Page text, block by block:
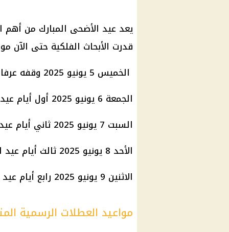
يعد عيد الأضحى المبارك من أهم
قدرت الأبحاث الفلكية حتى الآن
الخميس 5 يونيو 2025 وقفه عرفات.
الجمعة 6 يونيو 2025 أول أيام عيد الأضحى المبارك
السبت 7 يونيو 2025 ثاني أيام عيد الأضحى المبارك
الأحد 8 يونيو 2025 ثالث أيام عيد الأضحى المبارك.
الاثنين 9 يونيو 2025 رابع أيام عيد الأضحى المبارك
مواعيد العطلات الرسمية